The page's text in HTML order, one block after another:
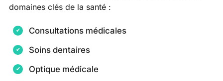
domaines clés de la santé :
Consultations médicales
Soins dentaires
Optique médicale